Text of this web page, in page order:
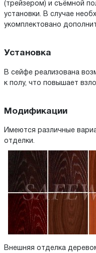
(трейзером) и съёмной
установки. В случае
укомплектовано
Установка
В сейфе реализована
к полу, что повышает
Модификации
Имеются различные
отделки.
Внешняя отделка